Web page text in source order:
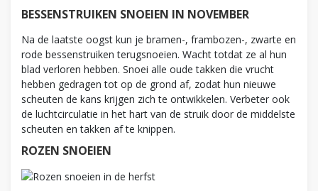
BESSENSTRUIKEN SNOEIEN IN NOVEMBER
Na de laatste oogst kun je bramen-, frambozen-, zwarte en
rode bessenstruiken terugsnoeien. Wacht totdat ze al hun
blad verloren hebben. Snoei alle oude takken die vrucht
hebben gedragen tot op de grond af, zodat hun nieuwe
scheuten de kans krijgen zich te ontwikkelen. Verbeter ook
de luchtcirculatie in het hart van de struik door de middelste
scheuten en takken af te knippen.
ROZEN SNOEIEN